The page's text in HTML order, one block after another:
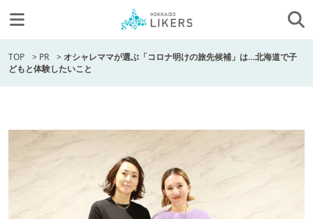
TOP > PR > オシャレママが選ぶ「コロナ明けの旅先候補」は…北海道で子
どもと体験したいこと